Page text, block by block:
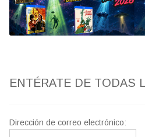
fantaterror
Jesús Franco
ENTÉRATE DE TODAS
Dirección de correo electrónico: